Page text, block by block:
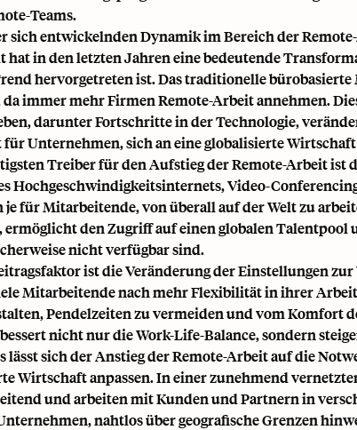
Teams.
sich entwickelnden Dynamik im Bereich der
hat in den letzten Jahren eine bedeutende
hervorgetreten ist. Das traditionelle
immer mehr Firmen Remote-Arbeit annehmen.
darunter Fortschritte in der Technologie,
Unternehmen, sich an eine globalisierte Wirtschaft
Treiber für den Aufstieg der Remote-Arbeit ist
Hochgeschwindigkeitsinternets, Video-
je für Mitarbeitende,von überall auf der Welt zu
den Zugriff auf einen globalen
nicht verfügbar sind.
ist die Veränderung der Einstellungen
Mitarbeitende nach mehr Flexibilität in ihrer
Pendelzeiten zu vermeiden und vom Komfort
nicht nur die Work-Life-Balance, sondern
lässt sich der Anstieg der Remote-Arbeit auf die
Wirtschaft anpassen. In einer zunehmend
und arbeiten mit Kunden und Partnern in
nahtlos über geografische Grenzen